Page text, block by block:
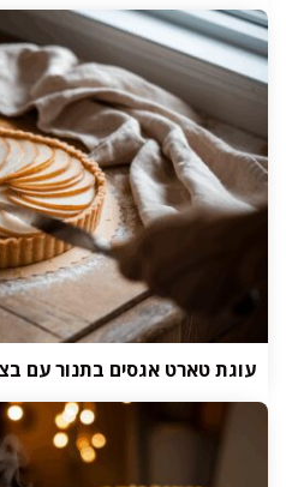
עוגת טארט אגסים בתנור עם